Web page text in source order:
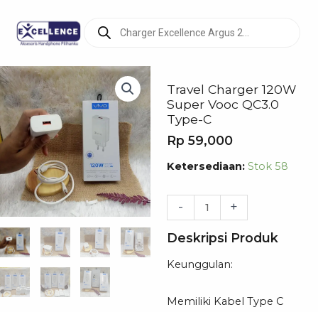
search
Travel Charger 120W
Super Vooc QC3.0
Type-C
Rp 59,000
Ketersediaan: Stok 58
-
Kuantitas
Charger
120W
Super
Vooc
Type-
+
Deskripsi Produk
Keunggulan:
Memiliki Kabel Type C